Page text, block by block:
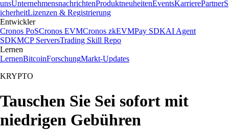
unsUnternehmensnachrichtenProduktneuheitenEventsKarrierePartnerS
icherheitLizenzen & Registrierung
Entwickler
Cronos PoSCronos EVMCronos zkEVMPay SDKAI Agent
SDKMCP ServersTrading Skill Repo
Lernen
LernenBitcoinForschungMarkt-Updates
KRYPTO
Tauschen Sie Sei sofort mit
niedrigen Gebühren